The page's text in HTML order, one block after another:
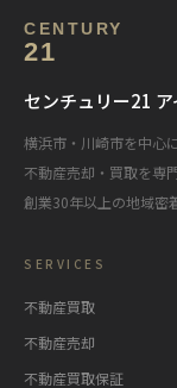
CENTURY
21
センチュリー21
横浜市・川崎市を中心
不動産売却・買取を専
創業30年以上の地域密
SERVICES
不動産買取
不動産売却
不動産買取保証